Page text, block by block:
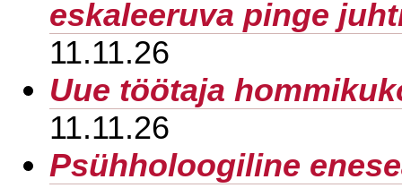
eskaleeruva pinge
11.11.26
Uue töötaja
11.11.26
Psühholoogiline